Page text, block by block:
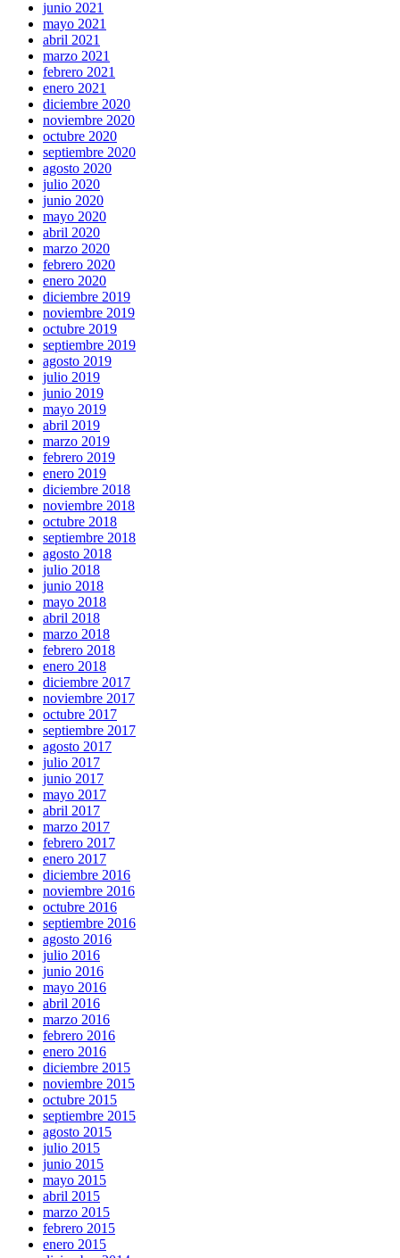
junio 2021
mayo 2021
abril 2021
marzo 2021
febrero 2021
enero 2021
diciembre 2020
noviembre 2020
octubre 2020
septiembre 2020
agosto 2020
julio 2020
junio 2020
mayo 2020
abril 2020
marzo 2020
febrero 2020
enero 2020
diciembre 2019
noviembre 2019
octubre 2019
septiembre 2019
agosto 2019
julio 2019
junio 2019
mayo 2019
abril 2019
marzo 2019
febrero 2019
enero 2019
diciembre 2018
noviembre 2018
octubre 2018
septiembre 2018
agosto 2018
julio 2018
junio 2018
mayo 2018
abril 2018
marzo 2018
febrero 2018
enero 2018
diciembre 2017
noviembre 2017
octubre 2017
septiembre 2017
agosto 2017
julio 2017
junio 2017
mayo 2017
abril 2017
marzo 2017
febrero 2017
enero 2017
diciembre 2016
noviembre 2016
octubre 2016
septiembre 2016
agosto 2016
julio 2016
junio 2016
mayo 2016
abril 2016
marzo 2016
febrero 2016
enero 2016
diciembre 2015
noviembre 2015
octubre 2015
septiembre 2015
agosto 2015
julio 2015
junio 2015
mayo 2015
abril 2015
marzo 2015
febrero 2015
enero 2015